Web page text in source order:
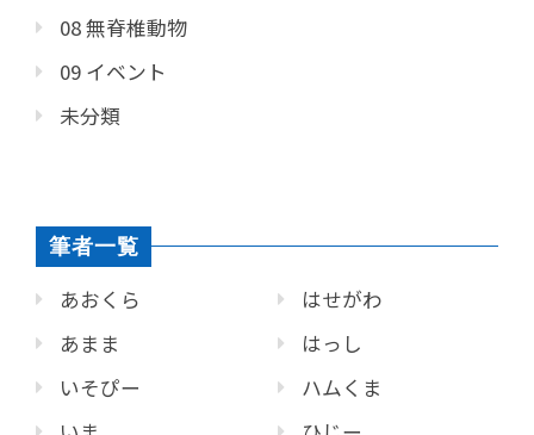
08 無脊椎動物
09 イベント
未分類
筆者一覧
あおくら
あまま
いそぴー
はせがわ
はっし
ハムくま